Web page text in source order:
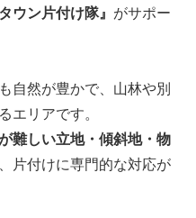
ウン片付け隊』 がサポー
自然が豊かで、山林や別
エリアです。
難しい立地・傾斜地・物
片付けに専門的な対応が